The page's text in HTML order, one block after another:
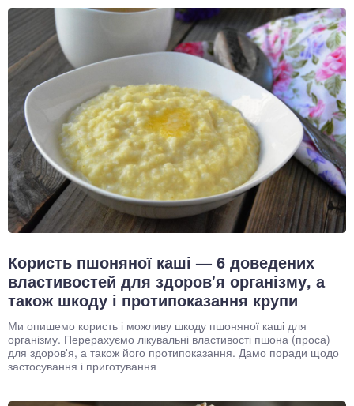
Користь пшоняної каші — 6 доведених
властивостей для здоров'я організму, а
також шкоду і протипоказання крупи
Ми опишемо користь і можливу шкоду пшоняної каші для
організму. Перерахуємо лікувальні властивості пшона (проса)
для здоров'я, а також його протипоказання. Дамо поради щодо
застосування і приготування